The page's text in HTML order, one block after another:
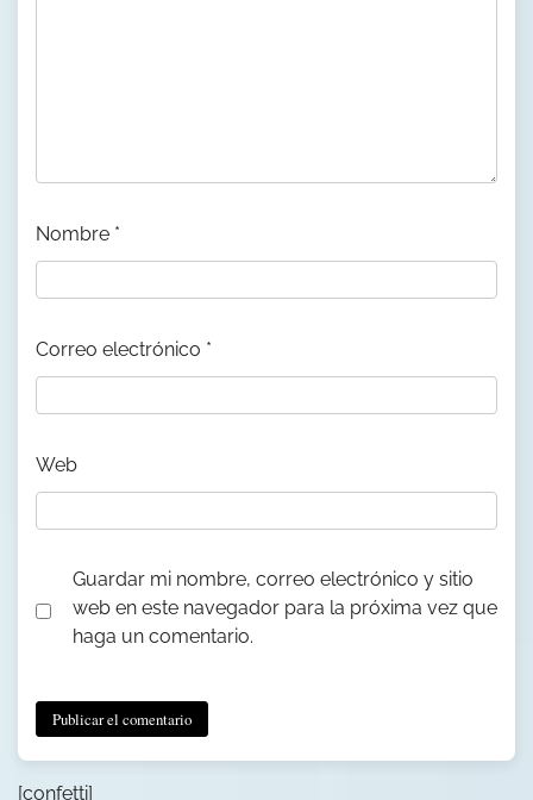
Nombre *
Correo electrónico *
Web
Guardar mi nombre, correo electrónico y sitio
web en este navegador para la próxima vez que
haga un comentario.
[confetti]